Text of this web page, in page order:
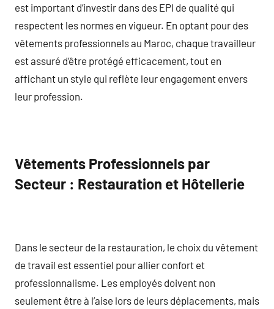
est important d’investir dans des EPI de qualité qui
respectent les normes en vigueur. En optant pour des
vêtements professionnels au Maroc, chaque travailleur
est assuré d’être protégé efficacement, tout en
affichant un style qui reflète leur engagement envers
leur profession.
Vêtements Professionnels par
Secteur : Restauration et Hôtellerie
Dans le secteur de la restauration, le choix du vêtement
de travail est essentiel pour allier confort et
professionnalisme. Les employés doivent non
seulement être à l’aise lors de leurs déplacements, mais